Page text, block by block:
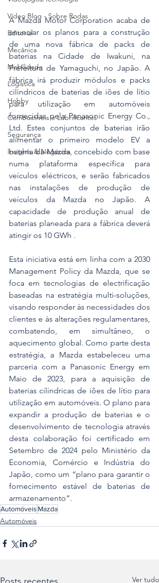
Vídeo Blog - Sobre Rodas
Editorial
Mecânica
Mobilidade
Logística
Hobby
Combustíveis e Lubrificantes
Segurança
Insights & Negócios
A Mazda Motor Corporation acaba de
anunciar os planos para a construção
de uma nova fábrica de packs de
baterias na Cidade de Iwakuni, na
Prefeitura de Yamaguchi, no Japão. A
fábrica irá produzir módulos e packs
cilíndricos de baterias de iões de lítio
para utilização em automóveis
fornecidas pela Panasonic Energy Co.,
Ltd. Estes conjuntos de baterias irão
alimentar o primeiro modelo EV a
bateria da Mazda, concebido com base
numa plataforma específica para
veículos eléctricos, e serão fabricados
nas instalações de produção de
veículos da Mazda no Japão. A
capacidade de produção anual de
baterias planeada para a fábrica deverá
atingir os 10 GWh .
Esta iniciativa está em linha com a 2030
Management Policy da Mazda, que se
foca em tecnologias de electrificação
baseadas na estratégia multi-soluções,
visando responder às necessidades dos
clientes e às alterações regulamentares,
combatendo, em simultâneo, o
aquecimento global. Como parte desta
estratégia, a Mazda estabeleceu uma
parceria com a Panasonic Energy em
Maio de 2023, para a aquisição de
baterias cilíndricas de iões de lítio para
utilização em automóveis. O plano para
expandir a produção de baterias e o
desenvolvimento de tecnologia através
desta colaboração foi certificado em
Setembro de 2024 pelo Ministério da
Economia, Comércio e Indústria do
Japão, como um “plano para garantir o
fornecimento estável de baterias de
armazenamento”.
Automóveis Mazda
Automóveis
Ver tudo